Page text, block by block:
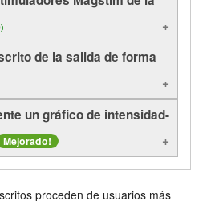
Visualización
Funciones útiles
Control
En línea
Ejemplos de método
de la salida de forma
un gráfico de intensidad-
Mejorado!
proceden de usuarios más